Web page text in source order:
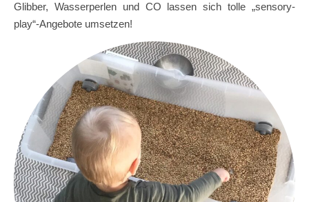
Glibber, Wasserperlen und CO lassen sich tolle „sensory-
play“-Angebote umsetzen!